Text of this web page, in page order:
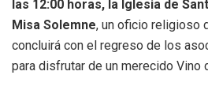
las 12:00 horas, la Iglesia de
Misa Solemne, un oficio religioso
concluirá con el regreso de los
para disfrutar de un merecido Vino